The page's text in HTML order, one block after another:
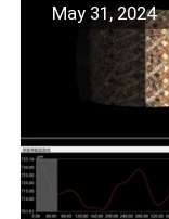
May 31, 2024